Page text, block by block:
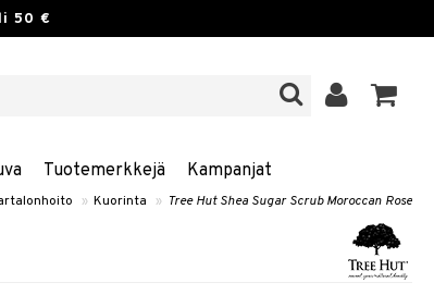
50 €
Tuotemerkkejä Kampanjat
» Kuorinta » Tree Hut Shea Sugar Scrub Moroccan Rose